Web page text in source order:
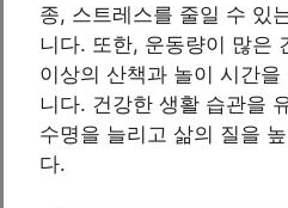
종, 스트레스를 줄일 수 있
니다. 또한, 운동량이 많은
이상의 산책과 놀이 시간
니다. 건강한 생활 습관을
수명을 늘리고 삶의 질을
다.